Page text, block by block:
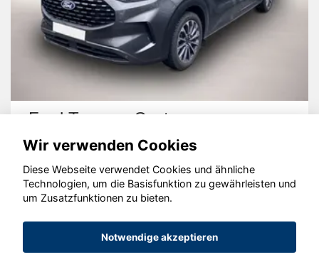
Ford Tourneo Custom
© konjunkturmotor.de GmbH 2020 - 2026
Wir verwenden Cookies
Diese Webseite verwendet Cookies und ähnliche
Technologien, um die Basisfunktion zu gewährleisten und
um Zusatzfunktionen zu bieten.
Notwendige akzeptieren